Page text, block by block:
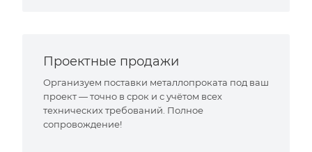
Проектные продажи
Организуем поставки металлопроката под ваш
проект — точно в срок и с учётом всех
технических требований. Полное
сопровождение!